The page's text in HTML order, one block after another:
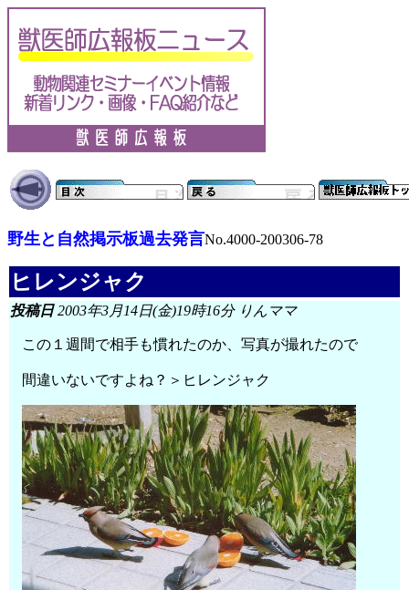
野生と自然掲示板過去発言No.4000-200306-78
ヒレンジャク
投稿日2003年3月14日(金)19時16分 りんママ
この１週間で相手も慣れたのか、写真が撮れたので
間違いないですよね？＞ヒレンジャク